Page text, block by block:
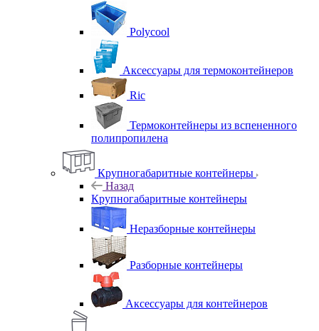
Polycool
Аксессуары для термоконтейнеров
Ric
Термоконтейнеры из вспененного
полипропилена
Крупногабаритные контейнеры
Назад
Крупногабаритные контейнеры
Неразборные контейнеры
Разборные контейнеры
Аксессуары для контейнеров